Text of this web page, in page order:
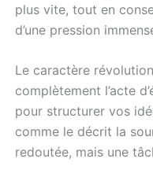
plus vite, tout en
d’une pression
Le caractère
complètement l’acte
pour structurer vos
comme le décrit la
redoutée, mais une